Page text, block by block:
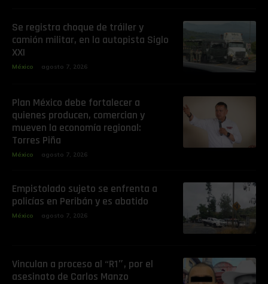
Se registra choque de tráiler y
camión militar, en la autopista Siglo
XXI
México agosto 7, 2026
Plan México debe fortalecer a
quienes producen, comercian y
mueven la economía regional:
Torres Piña
México agosto 7, 2026
Empistolado sujeto se enfrenta a
policías en Peribán y es abatido
México agosto 7, 2026
Vinculan a proceso al “R1″, por el
asesinato de Carlos Manzo